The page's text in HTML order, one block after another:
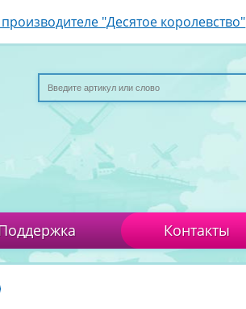
"Десятое королевство"
Контакты